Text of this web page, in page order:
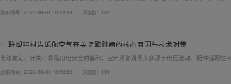
购“七看”技巧，帮大家精准避坑，挑选安全耐用的开关插座产品。
发布时间：2026-08-01 10:26:09 浏览数：182
联塑建材告诉你空气开关频繁跳闸的核心原因与技术对策
电路稳定、开关可靠是用电安全的基础，空开频繁跳闸大多源于电压波动、配件适配性不
学、稳压防护性能优异，可有效应对电压瞬变、电网波动等场景，减少无故跳闸、误跳闸
发布时间：2026-08-01 10:08:22 浏览数：191